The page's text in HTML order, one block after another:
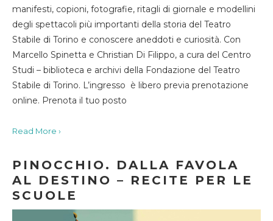
manifesti, copioni, fotografie, ritagli di giornale e modellini
degli spettacoli più importanti della storia del Teatro
Stabile di Torino e conoscere aneddoti e curiosità. Con
Marcello Spinetta e Christian Di Filippo, a cura del Centro
Studi – biblioteca e archivi della Fondazione del Teatro
Stabile di Torino. L’ingresso è libero previa prenotazione
online. Prenota il tuo posto
Read More ›
PINOCCHIO. DALLA FAVOLA
AL DESTINO – RECITE PER LE
SCUOLE